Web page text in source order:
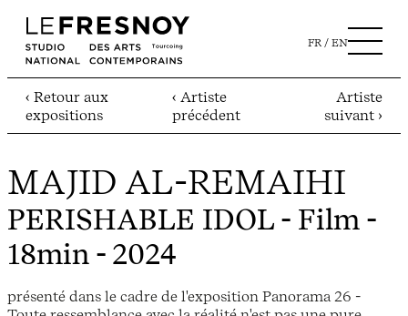
FR EN
‹ Retour aux
expositions
‹ Artiste
précédent
Artiste
suivant ›
MAJID AL-REMAIHI
PERISHABLE IDOL - Film -
18min - 2024
présenté dans le cadre de l'exposition Panorama 26 -